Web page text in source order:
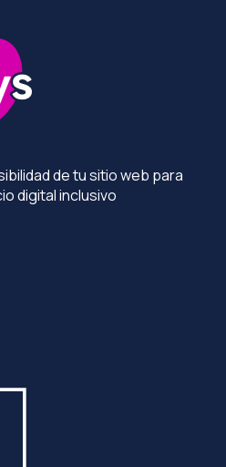
de tu sitio web para
digital inclusivo